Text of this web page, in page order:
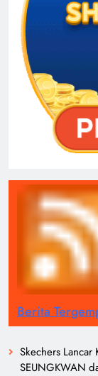
Berita
Skechers Lancar
SEUNGKWAN